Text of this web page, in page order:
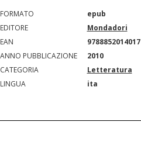
FORMATO
epub
EDITORE
Mondadori
EAN
9788852014017
ANNO PUBBLICAZIONE
2010
CATEGORIA
Letteratura
LINGUA
ita